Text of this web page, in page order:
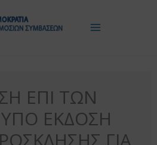
ΕΠΙ ΤΩΝ
ΕΚΔΟΣΗ
ΓΙΑ